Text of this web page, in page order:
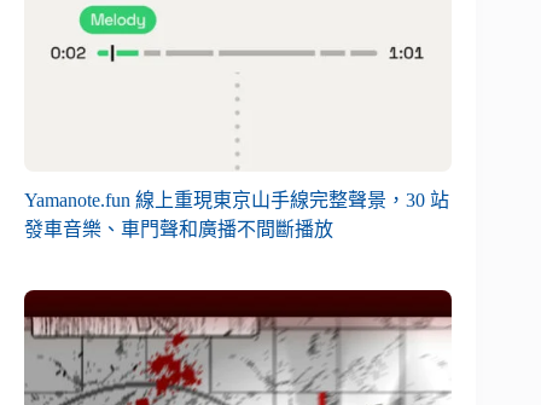
Yamanote.fun 線上重現東京山手線完整聲景，30 站
發車音樂、車門聲和廣播不間斷播放